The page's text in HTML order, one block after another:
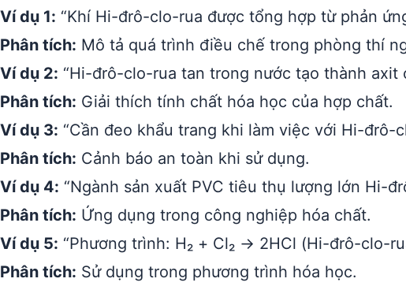
Ví dụ 1: “Khí Hi-đrô-clo-rua được tổng hợp từ phản
Phân tích: Mô tả quá trình điều chế trong phòng thí
Ví dụ 2: “Hi-đrô-clo-rua tan trong nước tạo thành axit
Phân tích: Giải thích tính chất hóa học của hợp chất.
Ví dụ 3: “Cần đeo khẩu trang khi làm việc với Hi-đrô-
Phân tích: Cảnh báo an toàn khi sử dụng.
Ví dụ 4: “Ngành sản xuất PVC tiêu thụ lượng lớn Hi-
Phân tích: Ứng dụng trong công nghiệp hóa chất.
Ví dụ 5: “Phương trình: H₂ + Cl₂ → 2HCl (Hi-đrô-clo-
Phân tích: Sử dụng trong phương trình hóa học.